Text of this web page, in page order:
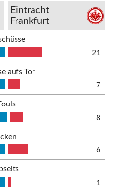
Eintracht
Frankfurt
21
aufs Tor
7
8
6
1